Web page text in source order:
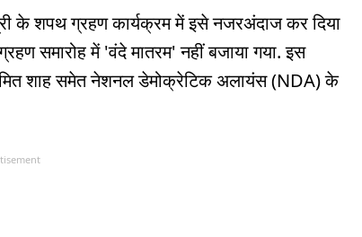
के शपथ ग्रहण कार्यक्रम में इसे नजरअंदाज कर दिया
समारोह में 'वंदे मातरम' नहीं बजाया गया. इस
अमित शाह समेत नेशनल डेमोक्रेटिक अलायंस (NDA) के